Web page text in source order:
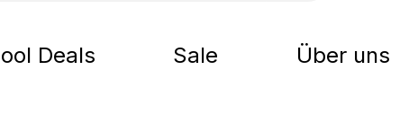
Deals Sale Über uns